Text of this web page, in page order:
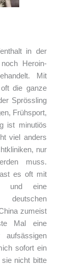
in der
Heroin-
Mit
die ganze
Sprössling
Frühsport,
ist minutiös
viel anders
nur
muss.
es oft mit
und eine
zumeist
Mal eine
sofort ein
nicht bitte